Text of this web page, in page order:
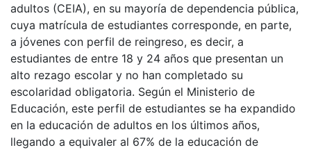
adultos (CEIA), en su mayoría de dependencia pública,
cuya matrícula de estudiantes corresponde, en parte,
a jóvenes con perfil de reingreso, es decir, a
estudiantes de entre 18 y 24 años que presentan un
alto rezago escolar y no han completado su
escolaridad obligatoria. Según el Ministerio de
Educación, este perfil de estudiantes se ha expandido
en la educación de adultos en los últimos años,
llegando a equivaler al 67% de la educación de